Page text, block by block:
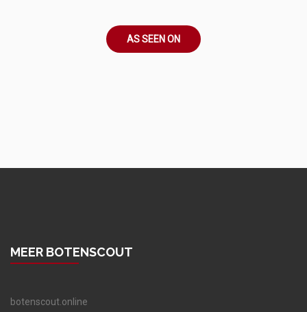
AS SEEN ON
MEER BOTENSCOUT
botenscout.online